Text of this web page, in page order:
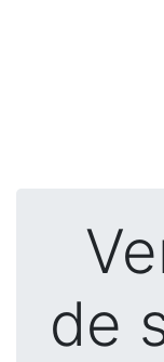
de